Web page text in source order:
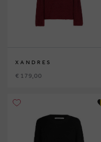
XANDRES
€ 179,00